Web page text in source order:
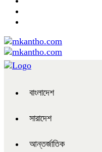
বাংলাদেশ
সারাদেশ
আন্তর্জাতিক